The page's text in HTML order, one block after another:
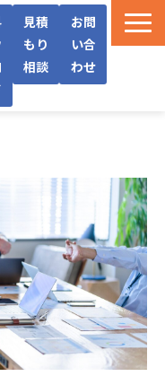
見積
もり
相談
お問
い合
わせ
ー